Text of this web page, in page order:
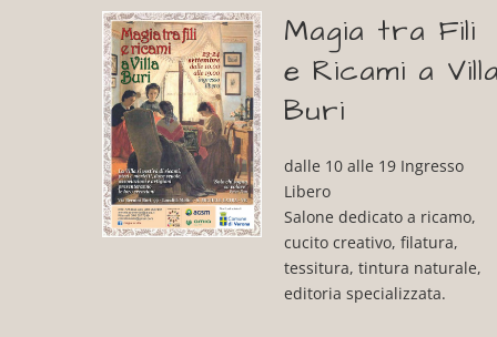
Magia tra Fili
e Ricami a
Buri
dalle 10 alle 19 Ingresso
Libero
Salone dedicato a ricamo,
cucito creativo, filatura,
tessitura, tintura naturale,
editoria specializzata.